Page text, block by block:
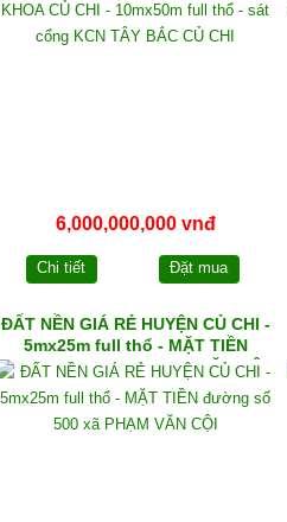
6,000,000,000 vnđ
Chi tiết Đặt mua
ĐẤT NỀN GIÁ RẺ HUYỆN CỦ CHI -
5mx25m full thổ - MẶT TIỀN
đường số 500 xã PHẠM VĂN CỘI